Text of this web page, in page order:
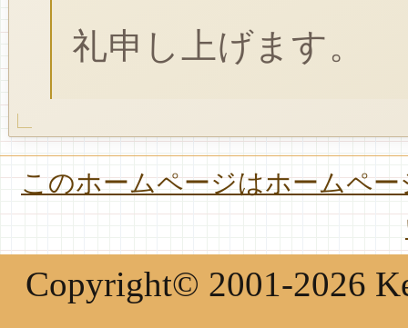
礼申し上げます。
このホームページはホームペ
Copyright© 2001-2026